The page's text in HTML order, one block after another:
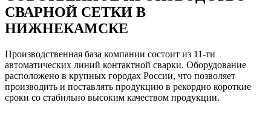
СВАРНОЙ СЕТКИ В
НИЖНЕКАМСКЕ
Производственная база компании состоит из 11-ти
автоматических линий контактной сварки. Оборудование
расположено в крупных городах России, что позволяет
производить и поставлять продукцию в рекордно короткие
сроки со стабильно высоким качеством продукции.